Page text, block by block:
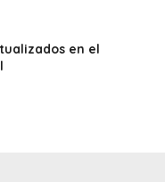
en el